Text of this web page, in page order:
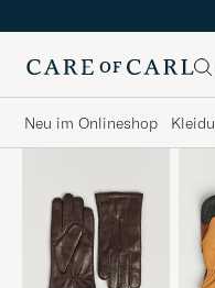
Neu im Onlineshop